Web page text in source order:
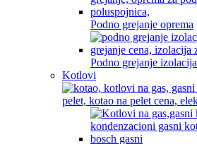
Podno grejanje oprema
Podno grejanje izolacija
Kotlovi